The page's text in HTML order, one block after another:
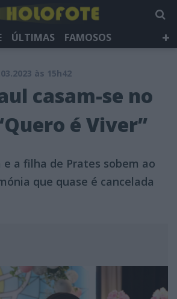
ÚLTIMAS
FAMOSOS
TV
NEWSLETTER
às 15h42
casam-se no
é Viver”
e a filha de Prates sobem ao
que quase é cancelada